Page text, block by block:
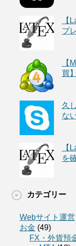
【
プ
【
買】
久
な
【
を
カテゴリー
Webサイト運営
お金 (49)
FX・外貨預